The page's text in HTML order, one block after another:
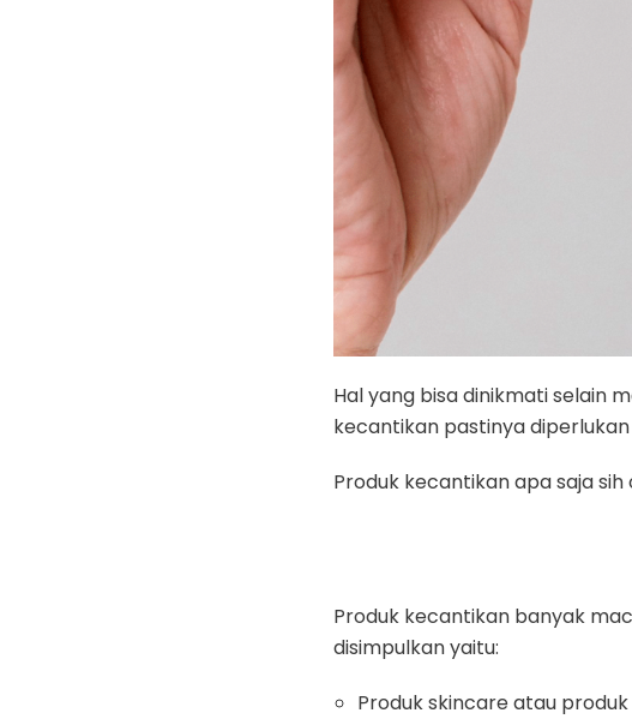
Hal yang bisa dinikmati selain
kecantikan pastinya
Produk kecantikan apa saja
Produk kecantikan banyak
disimpulkan yaitu:
Produk skincare atau